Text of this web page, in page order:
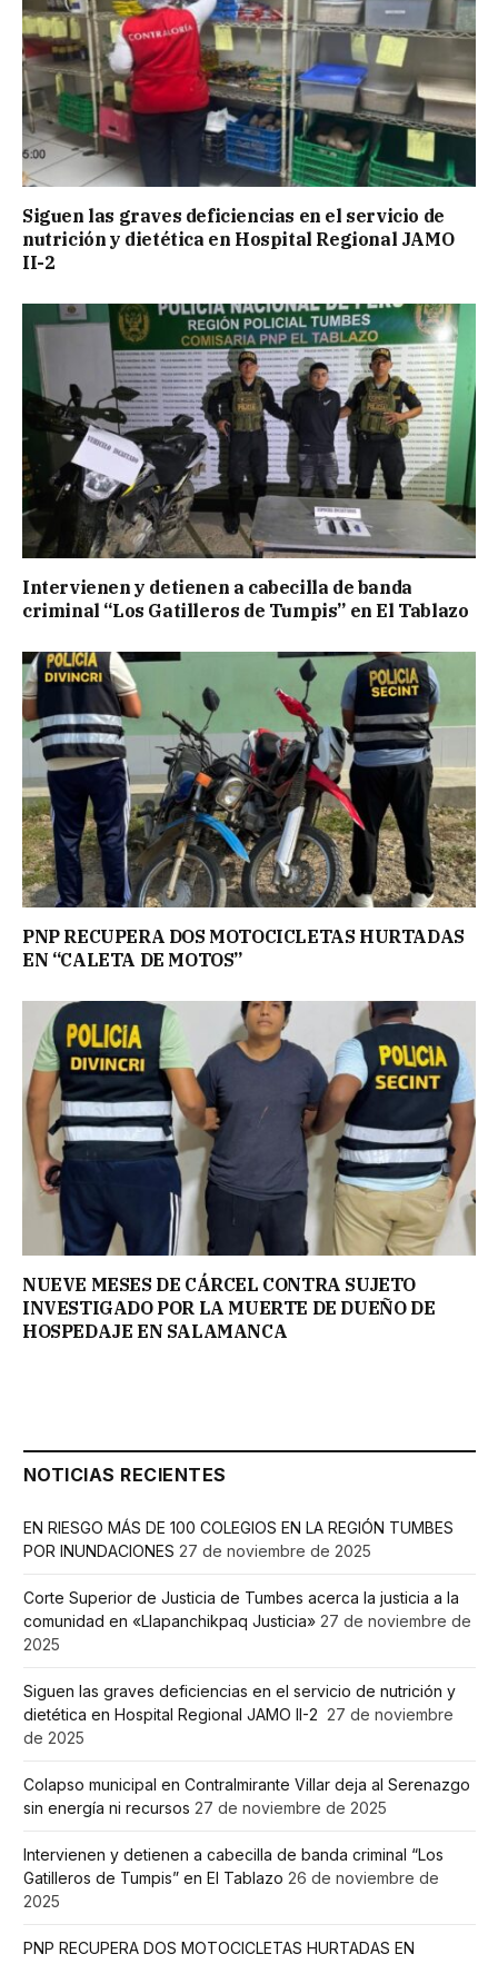
Siguen las graves deficiencias en el servicio de
nutrición y dietética en Hospital Regional JAMO
II-2
Intervienen y detienen a cabecilla de banda
criminal “Los Gatilleros de Tumpis” en El Tablazo
PNP RECUPERA DOS MOTOCICLETAS HURTADAS
EN “CALETA DE MOTOS”
NUEVE MESES DE CÁRCEL CONTRA SUJETO
INVESTIGADO POR LA MUERTE DE DUEÑO DE
HOSPEDAJE EN SALAMANCA
NOTICIAS RECIENTES
EN RIESGO MÁS DE 100 COLEGIOS EN LA REGIÓN TUMBES
POR INUNDACIONES 27 de noviembre de 2025
Corte Superior de Justicia de Tumbes acerca la justicia a la
comunidad en «Llapanchikpaq Justicia» 27 de noviembre de
2025
Siguen las graves deficiencias en el servicio de nutrición y
dietética en Hospital Regional JAMO II-2 27 de noviembre
de 2025
Colapso municipal en Contralmirante Villar deja al Serenazgo
sin energía ni recursos 27 de noviembre de 2025
Intervienen y detienen a cabecilla de banda criminal “Los
Gatilleros de Tumpis” en El Tablazo 26 de noviembre de
2025
PNP RECUPERA DOS MOTOCICLETAS HURTADAS EN